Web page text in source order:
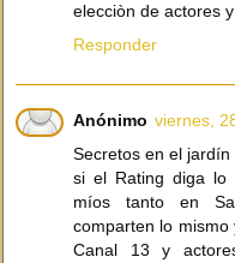
elecciòn de actores
Responder
Anónimo viernes,
Secretos en el
si el Rating diga lo
míos tanto en
comparten lo
Canal 13 y